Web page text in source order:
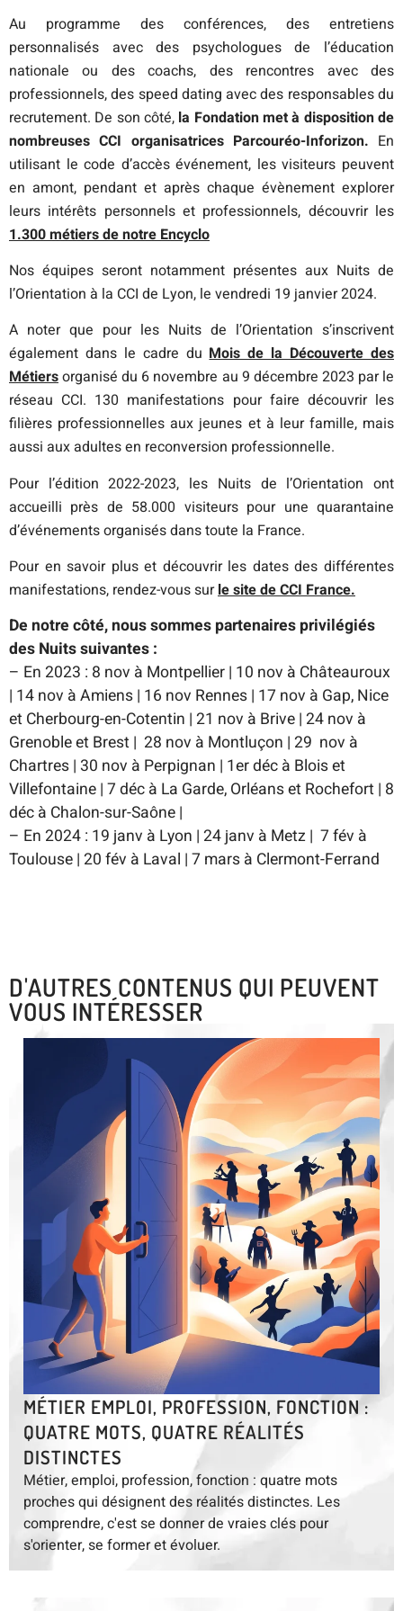
Au programme des conférences, des entretiens
personnalisés avec des psychologues de l’éducation
nationale ou des coachs, des rencontres avec des
professionnels, des speed dating avec des responsables du
recrutement. De son côté, la Fondation met à disposition de
nombreuses CCI organisatrices Parcouréo-Inforizon. En
utilisant le code d’accès événement, les visiteurs peuvent
en amont, pendant et après chaque évènement explorer
leurs intérêts personnels et professionnels, découvrir les
1.300 métiers de notre Encyclo
Nos équipes seront notamment présentes aux Nuits de
l’Orientation à la CCI de Lyon, le vendredi 19 janvier 2024.
A noter que pour les Nuits de l’Orientation s’inscrivent
également dans le cadre duMois de la Découverte des
Métiersorganisé du 6 novembre au 9 décembre 2023 par le
réseau CCI. 130 manifestations pour faire découvrir les
filières professionnelles aux jeunes et à leur famille, mais
aussi aux adultes en reconversion professionnelle.
Pour l’édition 2022-2023, les Nuits de l’Orientation ont
accueilli près de 58.000 visiteurs pour une quarantaine
d’événements organisés dans toute la France.
Pour en savoir plus et découvrir les dates des différentes
manifestations, rendez-vous surle site de CCI France.
De notre côté, nous sommes partenaires privilégiés
des Nuits suivantes :
– En 2023 : 8 nov à Montpellier | 10 nov à Châteauroux
| 14 nov à Amiens | 16 nov Rennes | 17 nov à Gap, Nice
et Cherbourg-en-Cotentin | 21 nov à Brive | 24 nov à
Grenoble et Brest | 28 nov à Montluçon | 29 nov à
Chartres | 30 nov à Perpignan | 1er déc à Blois et
Villefontaine | 7 déc à La Garde, Orléans et Rochefort | 8
déc à Chalon-sur-Saône |
– En 2024 : 19 janv à Lyon | 24 janv à Metz | 7 fév à
Toulouse | 20 fév à Laval | 7 mars à Clermont-Ferrand
D'AUTRES CONTENUS QUI PEUVENT
VOUS INTÉRESSER
MÉTIER EMPLOI, PROFESSION, FONCTION :
QUATRE MOTS, QUATRE RÉALITÉS
DISTINCTES
Métier, emploi, profession, fonction : quatre mots
proches qui désignent des réalités distinctes. Les
comprendre, c'est se donner de vraies clés pour
s'orienter, se former et évoluer.